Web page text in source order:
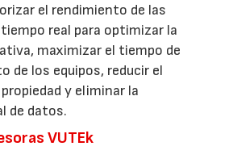
el rendimiento de las
real para optimizar la
maximizar el tiempo de
de los equipos, reducir el
y eliminar la
de datos.
VUTEk